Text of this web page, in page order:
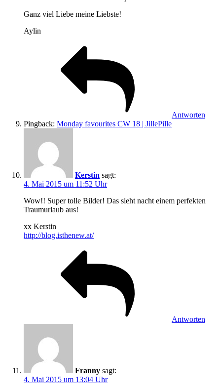
Ganz viel Liebe meine Liebste!
Aylin
Antworten
Pingback: Monday favourites CW 18 | JillePille
Kerstin sagt:
4. Mai 2015 um 11:52 Uhr
Wow!! Super tolle Bilder! Das sieht nacht einem perfekten
Traumurlaub aus!
xx Kerstin
http://blog.isthenew.at/
Antworten
Franny sagt:
4. Mai 2015 um 13:04 Uhr